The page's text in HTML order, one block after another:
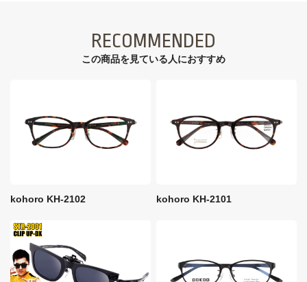
RECOMMENDED
この商品を見ている⼈におすすめ
kohoro KH-2102 kohoro KH-2101